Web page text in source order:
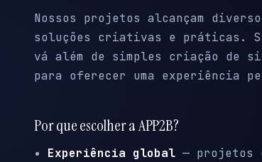
Nossos projetos alcançam
soluções criativas e práticas.
vá além de simples criação de
para oferecer uma experiência
Por que escolher a APP2B?
Experiência global — projetos